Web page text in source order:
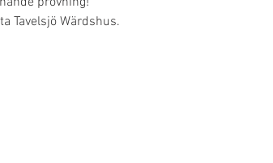
Tavelsjö Wärdshus.